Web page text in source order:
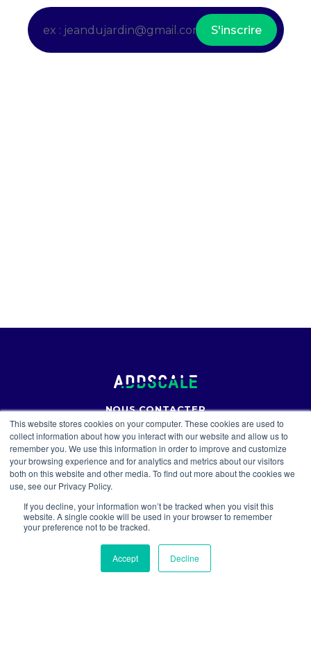
This website stores cookies on your computer. These cookies are used to
collect information about how you interact with our website and allow us to
remember you. We use this information in order to improve and customize
your browsing experience and for analytics and metrics about our visitors
both on this website and other media. To find out more about the cookies we
use, see our Privacy Policy.
If you decline, your information won’t be tracked when you visit this
website. A single cookie will be used in your browser to remember
your preference not to be tracked.
Accept Decline
NOUS CONTACTER
229 rue Saint-Honoré
75001 Paris, France
contact@addscale.fr
06 13 52 53 55
A PROPOS
Addscale aide les entreprises BtoB à augmenter leur
chiffre d'affaires avec un programme d'accélération
des ventes.